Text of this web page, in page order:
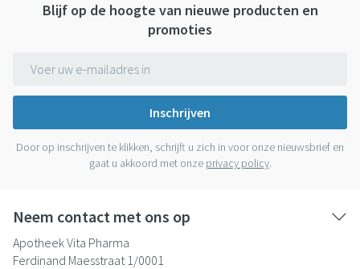
Blijf op de hoogte van nieuwe producten en
promoties
Inschrijven
Door op inschrijven te klikken, schrijft u zich in voor onze nieuwsbrief en
gaat u akkoord met onze privacy policy.
Neem contact met ons op
Apotheek Vita Pharma
Ferdinand Maesstraat 1/0001